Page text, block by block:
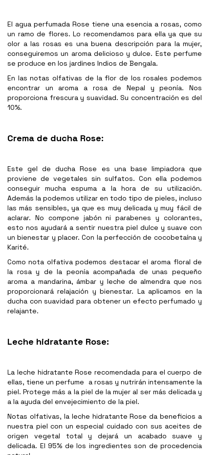
El agua perfumada Rose tiene una esencia a rosas, como
un ramo de flores. Lo recomendamos para ella ya que su
olor a las rosas es una buena descripción para la mujer,
conseguiremos un aroma delicioso y dulce. Este perfume
se produce en los jardines Indios de Bengala.
En las notas olfativas de la flor de los rosales podemos
encontrar un aroma a rosa de Nepal y peonía. Nos
proporciona frescura y suavidad. Su concentración es del
10%.
Crema de ducha Rose:
Este gel de ducha Rose es una base limpiadora que
proviene de vegetales sin sulfatos. Con ella podemos
conseguir mucha espuma a la hora de su utilización.
Además la podemos utilizar en todo tipo de pieles, incluso
las más sensibles, ya que es muy delicada y muy fácil de
aclarar. No compone jabón ni parabenes y colorantes,
esto nos ayudará a sentir nuestra piel dulce y suave con
un bienestar y placer. Con la perfección de cocobetaína y
Karité.
Como nota olfativa podemos destacar el aroma floral de
la rosa y de la peonía acompañada de unas pequeño
aroma a mandarina, ámbar y leche de almendra que nos
proporcionará relajación y bienestar. La aplicamos en la
ducha con suavidad para obtener un efecto perfumado y
relajante.
Leche hidratante Rose:
La leche hidratante Rose recomendada para el cuerpo de
ellas, tiene un perfume a rosas y nutrirán intensamente la
piel. Protege más a la piel de la mujer al ser más delicada y
a la ayuda del envejecimiento de la piel.
Notas olfativas, la leche hidratante Rose da beneficios a
nuestra piel con un especial cuidado con sus aceites de
origen vegetal total y dejará un acabado suave y
delicada. El 95% de los ingredientes son de procedencia